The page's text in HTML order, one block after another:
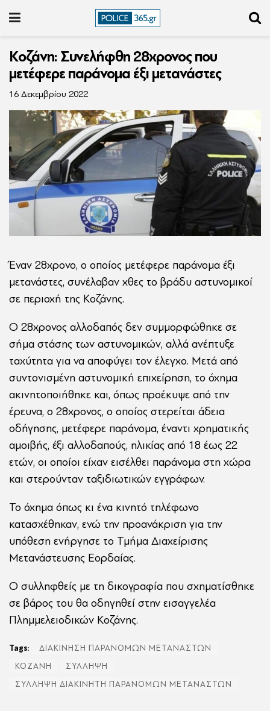
Κοζάνη: Συνελήφθη 28χρονος που
μετέφερε παράνομα έξι μετανάστες
16 Δεκεμβρίου 2022
Έναν 28χρονο, ο οποίος μετέφερε παράνομα έξι
μετανάστες, συνέλαβαν χθες το βράδυ αστυνομικοί
σε περιοχή της Κοζάνης.
Ο 28χρονος αλλοδαπός δεν συμμορφώθηκε σε
σήμα στάσης των αστυνομικών, αλλά ανέπτυξε
ταχύτητα για να αποφύγει τον έλεγχο. Μετά από
συντονισμένη αστυνομική επιχείρηση, το όχημα
ακινητοποιήθηκε και, όπως προέκυψε από την
έρευνα, ο 28χρονος, ο οποίος στερείται άδεια
οδήγησης, μετέφερε παράνομα, έναντι χρηματικής
αμοιβής, έξι αλλοδαπούς, ηλικίας από 18 έως 22
ετών, οι οποίοι είχαν εισέλθει παράνομα στη χώρα
και στερούνταν ταξιδιωτικών εγγράφων.
Το όχημα όπως κι ένα κινητό τηλέφωνο
κατασχέθηκαν, ενώ την προανάκριση για την
υπόθεση ενήργησε το Τμήμα Διαχείρισης
Μετανάστευσης Εορδαίας.
Ο συλληφθείς με τη δικογραφία που σχηματίσθηκε
σε βάρος του θα οδηγηθεί στην εισαγγελέα
Πλημμελειοδικών Κοζάνης.
Tags:
ΔΙΑΚΙΝΗΣΗ ΠΑΡΑΝΟΜΩΝ ΜΕΤΑΝΑΣΤΩΝ
ΚΟΖΑΝΗ
ΣΥΛΛΗΨΗ
ΣΥΛΛΗΨΗ ΔΙΑΚΙΝΗΤΗ ΠΑΡΑΝΟΜΩΝ ΜΕΤΑΝΑΣΤΩΝ